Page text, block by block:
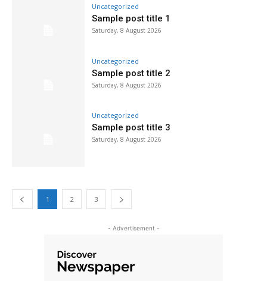
Uncategorized
Sample post title 1
Saturday, 8 August 2026
Uncategorized
Sample post title 2
Saturday, 8 August 2026
Uncategorized
Sample post title 3
Saturday, 8 August 2026
1 2 3
- Advertisement -